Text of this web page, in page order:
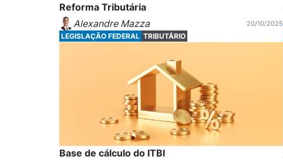
Reforma Tributária
Alexandre Mazza
20/10/2025
LEGISLAÇÃO FEDERAL TRIBUTÁRIO
Base de cálculo do ITBI